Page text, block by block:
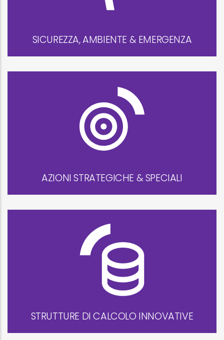
SICUREZZA, AMBIENTE & EMERGENZA
AZIONI STRATEGICHE & SPECIALI
STRUTTURE DI CALCOLO INNOVATIVE